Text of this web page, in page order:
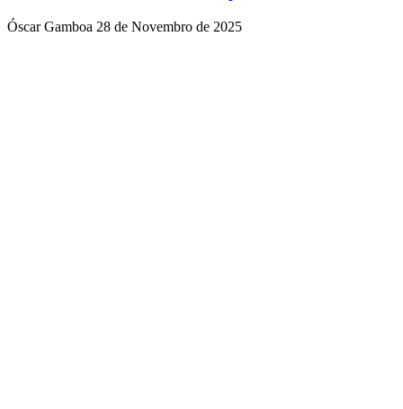
Óscar Gamboa 28 de Novembro de 2025